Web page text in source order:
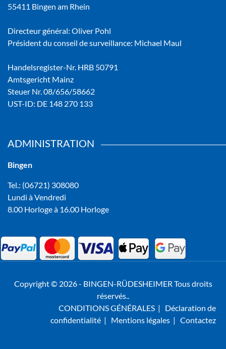
55411 Bingen am Rhein
Directeur général: Oliver Pohl
Président du conseil de surveillance: Michael Maul
Handelsregister-Nr. HRB 50791
Amtsgericht Mainz
Steuer Nr. 08/656/58662
UST-ID: DE 148 270 133
ADMINISTRATION
Bingen
Tel.: (06721) 308080
Lundi à Vendredi
8.00 Horloge à 16.00 Horloge
Copyright © 2026 - BINGEN-RÜDESHEIMER Tous droits
réservés..
CONDITIONS GÉNÉRALES | Déclaration de
confidentialité | Mentions légales | Contactez